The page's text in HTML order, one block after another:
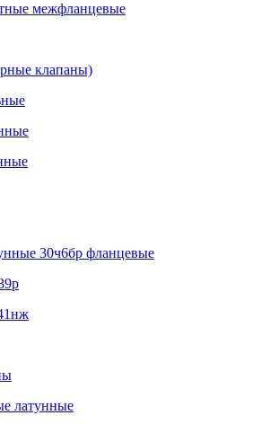
межфланцевые
клапаны)
30ч6бр фланцевые
латунные